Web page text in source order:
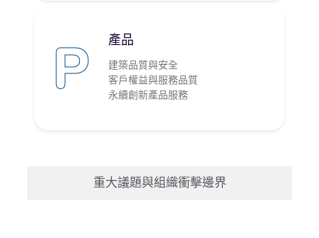
重大議題與組織衝擊邊界
P 產品
建築品質與安全
客戶權益與服務品質
永續創新產品服務